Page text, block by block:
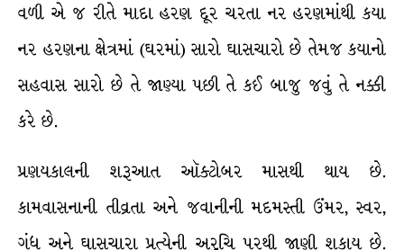
વળી એ જ રીતે માદા હરણ દૂર ચરતા નર હરણમાંથી કયા
નર હરણના ક્ષેત્રમાં (ઘરમાં) સારો ઘાસચારો છે તેમજ કયાનો
સહવાસ સારો છે તે જાણ્યા પછી તે કઈ બાજુ જવું તે નક્કી
કરે છે.
પ્રણયકાલની શરૂઆત ઑક્ટોબર માસથી થાય છે.
કામવાસનાની તીવ્રતા અને જવાનીની મદમસ્તી ઉંમર, સ્વર,
ગંધ અને ઘાસચારા પ્રત્યેની અરુચિ પરથી જાણી શકાય છે.